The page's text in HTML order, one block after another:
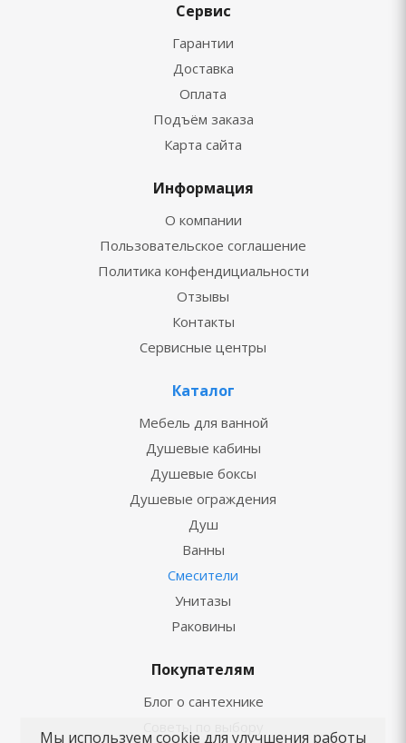
Сервис
Гарантии
Доставка
Оплата
Подъём заказа
Карта сайта
Информация
О компании
Пользовательское соглашение
Политика конфендициальности
Отзывы
Контакты
Сервисные центры
Каталог
Мебель для ванной
Душевые кабины
Душевые боксы
Душевые ограждения
Душ
Ванны
Смесители
Унитазы
Раковины
Покупателям
Блог о сантехнике
Мы используем cookie для улучшения работы